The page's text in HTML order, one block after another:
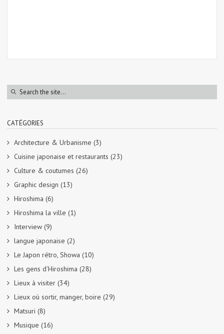
CATÉGORIES
Architecture & Urbanisme (3)
Cuisine japonaise et restaurants (23)
Culture & coutumes (26)
Graphic design (13)
Hiroshima (6)
Hiroshima la ville (1)
Interview (9)
langue japonaise (2)
Le Japon rétro, Showa (10)
Les gens d'Hiroshima (28)
Lieux à visiter (34)
Lieux où sortir, manger, boire (29)
Matsuri (8)
Musique (16)